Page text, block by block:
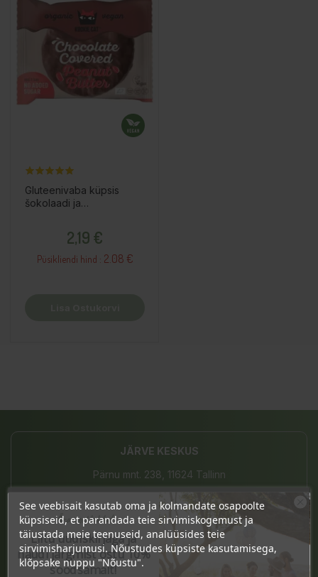
Gluteenivaba küpsis
šokolaadi ja
2,19 €
Püsikliendi hind : 2.08 €
JÄRVE KESKUS
Pärnu mnt. 238, 11624 Tallinn
E-L 10-21, P 10-19
(+372) 677 8211
info@bio4you.eu
See veebisait kasutab oma ja kolmandate osapoolte
küpsiseid, et parandada teie sirvimiskogemust ja
täiustada meie teenuseid, analüüsides teie
sirvimisharjumusi. Nõustudes küpsiste kasutamisega,
klõpsake nuppu "Nõustu".
Ära veel lahku!
Liitu uudiskirjaga ja
naudi järgmist ostu 10%
soodsamalt!